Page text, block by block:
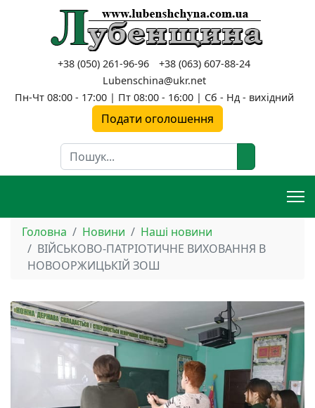
+38 (050) 261-96-96
+38 (063) 607-88-24
Lubenschina@ukr.net
Пн-Чт 08:00 - 17:00 | Пт 08:00 - 16:00 | Сб - Нд - вихідний
Подати оголошення
Пошук
Головна Новини
Наші новини
ВІЙСЬКОВО-ПАТРІОТИЧНЕ ВИХОВАННЯ В
НОВООРЖИЦЬКІЙ ЗОШ